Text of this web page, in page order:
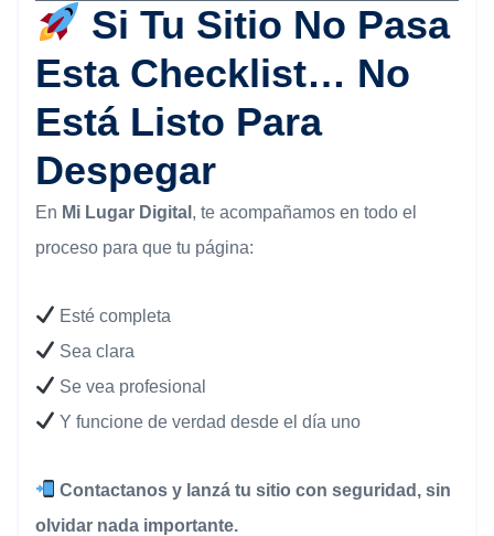
Si Tu Sitio No Pasa
Esta Checklist… No
Está Listo Para
Despegar
En Mi Lugar Digital , te acompañamos en todo el
proceso para que tu página:
Esté completa
Sea clara
Se vea profesional
Y funcione de verdad desde el día uno
Contactanos y lanzá tu sitio con seguridad, sin
olvidar nada importante.